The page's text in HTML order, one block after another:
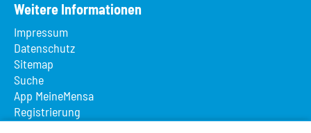
Weitere Informationen
Impressum
Datenschutz
Sitemap
Suche
App MeineMensa
Registrierung